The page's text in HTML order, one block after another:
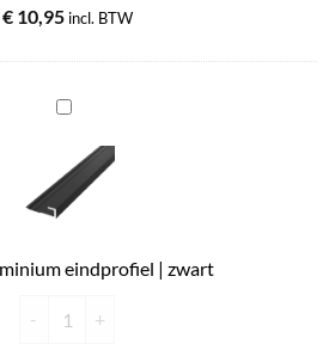
€10,95 incl. BTW
SPC
Aluminium
eindprofiel
|
eindprofiel | zwart